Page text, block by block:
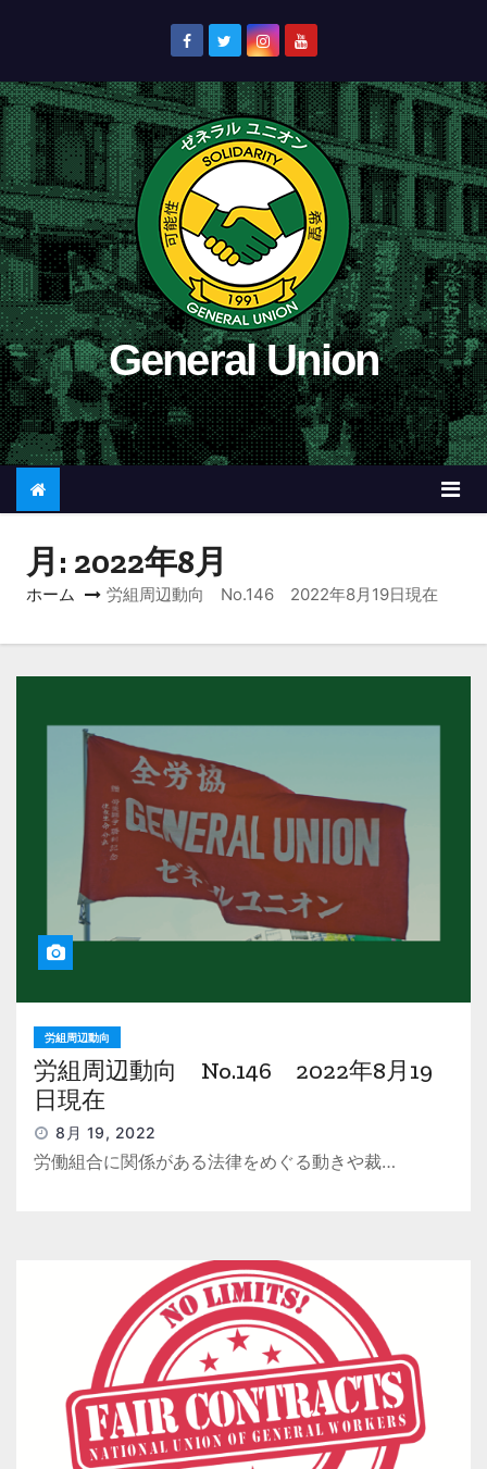
ン
ツ
へ
ス
キ
ッ
プ
General Union
月: 2022年8月
ホーム 労組周辺動向 No.146 2022年8月19日現在
労組周辺動向
労組周辺動向 No.146 2022年8月19
日現在
8月 19, 2022
労働組合に関係がある法律をめぐる動きや裁…